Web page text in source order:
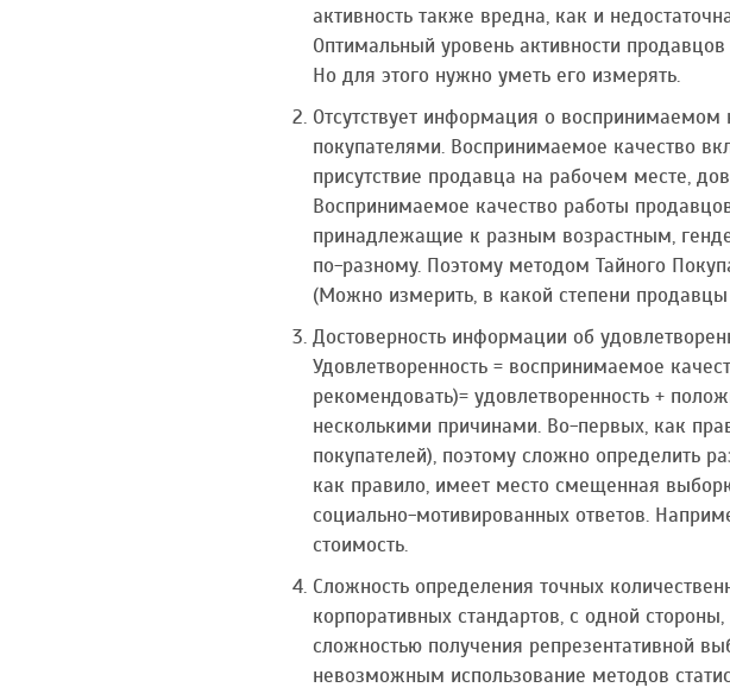
активность также вредна, как и
Оптимальный уровень активности
Но для этого нужно уметь его измерять.
Отсутствует информация о
покупателями. Воспринимаемое качество
присутствие продавца на рабочем месте,
Воспринимаемое качество работы
принадлежащие к разным возрастным,
по-разному. Поэтому методом Тайного
(Можно измерить, в какой степени
Достоверность информации об
Удовлетворенность = воспринимаемое
рекомендовать)= удовлетворенность +
несколькими причинами. Во-первых, как
покупателей), поэтому сложно определить
как правило, имеет место смещенная
социально-мотивированных ответов.
стоимость.
Сложность определения точных
корпоративных стандартов, с одной
сложностью получения репрезентативной
невозможным использование методов